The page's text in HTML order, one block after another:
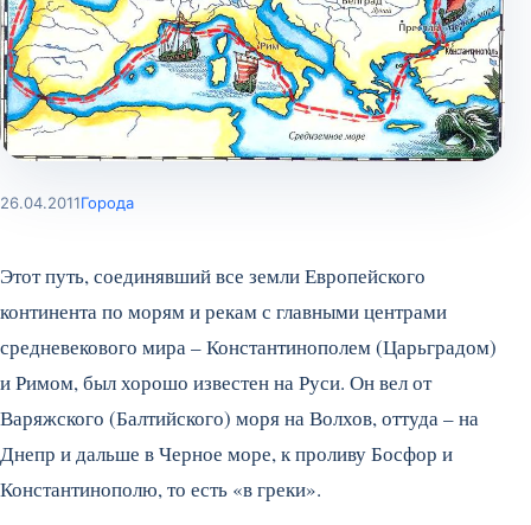
26.04.2011Города
Этот путь, соединявший все земли Европейского
континента по морям и рекам с главными центрами
средневекового мира – Константинополем (Царьградом)
и Римом, был хорошо известен на Руси. Он вел от
Варяжского (Балтийского) моря на Волхов, оттуда – на
Днепр и дальше в Черное море, к проливу Босфор и
Константинополю, то есть «в греки».